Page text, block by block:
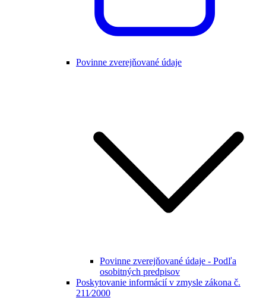
Povinne zverejňované údaje
Povinne zverejňované údaje - Podľa
osobitných predpisov
Poskytovanie informácií v zmysle zákona č.
211⁄2000